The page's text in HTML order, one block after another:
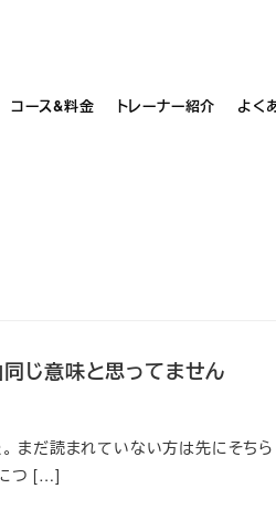
コース&料金 トレーナー紹介 よく
同じ意味と思ってません
まだ読まれていない方は先にそちら
につ […]